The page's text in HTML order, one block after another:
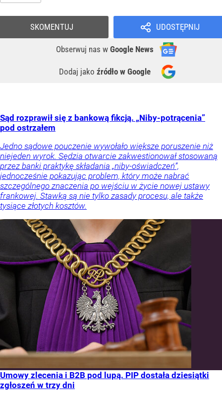
UDOSTĘPNIJ
Obserwuj nas w Google News
Dodaj jako źródło w Google
SKOMENTUJ
Sąd rozprawił się z bankową fikcją. „Niby-potrącenia”
pod ostrzałem
Jedno sądowe pouczenie wywołało większe poruszenie niż
niejeden wyrok. Sędzia otwarcie zakwestionował stosowaną
przez banki praktykę składania „niby-oświadczeń”,
jednocześnie pokazując problem, który może nabrać
szczególnego znaczenia po wejściu w życie nowej ustawy
frankowej. Stawką są nie tylko zasady procesu, ale także
tysiące złotych kosztów.
Umowy zlecenia i B2B pod lupą. PIP dostała dziesiątki
zgłoszeń w trzy dni